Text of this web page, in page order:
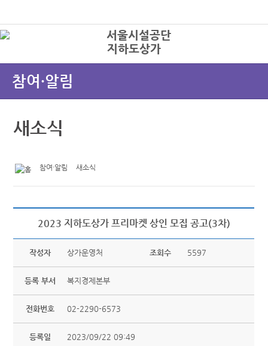
지하도상가
참여·알림
새소식
참여·알림 새소식
2023 지하도상가 프리마켓 상인 모집 공고(3차)
작성자 상가운영처 조회수 5597
등록 부서 복지경제본부
전화번호 02-2290-6573
등록일 2023/09/22 09:49